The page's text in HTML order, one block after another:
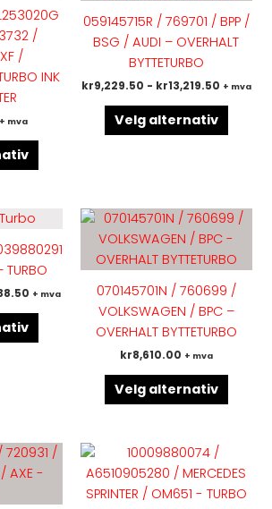
/
/
INK
+ mva
flere
varianter.
Alternativene
kan
produktsiden
059145715R / 769701 / BPP /
BSG / AUDI – OVERHALT
BYTTETURBO
kr9,229.50 - kr13,219.50 + mva
Velg alternativ
flere
velges
+ mva
produktet
har
flere
varianter.
Alternativene
kan
produktsiden
070145701N / 760699 /
VOLKSWAGEN / BPC –
OVERHALT BYTTETURBO
kr8,610.00 + mva
Velg alternativ
Dette
har
flere
kan
Dette
produktet
har